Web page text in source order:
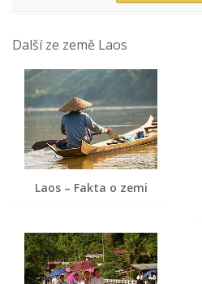
Další ze země Laos
Laos – Fakta o zemi